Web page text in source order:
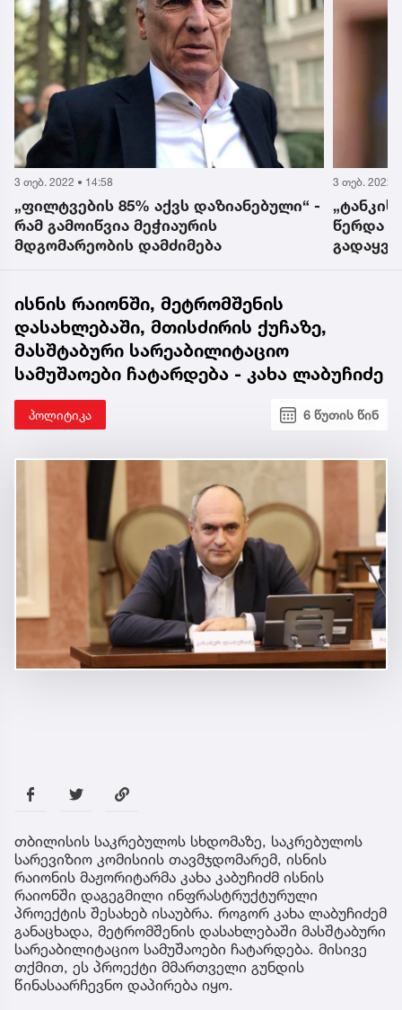
3 თებ. 2022 • 15:02
„ტანკისტობამ ვერ მიშველა“ - რას
წერდა თამაზ მეჭიაური კლინიკაში
გადაყვანამდე
3 თებ. 2022
„მამა!
ისნის რაიონში, მეტრომშენის
დასახლებაში, მთისძირის ქუჩაზე,
მასშტაბური სარეაბილიტაციო
სამუშაოები ჩატარდება - კახა ლაბუჩიძე
პოლიტიკა 6 წუთის წინ
თბილისის საკრებულოს სხდომაზე, საკრებულოს
სარევიზიო კომისიის თავმჯდომარემ, ისნის
რაიონის მაჟორიტარმა კახა კაბუჩიძმ ისნის
რაიონში დაგეგმილი ინფრასტრუქტურული
პროექტის შესახებ ისაუბრა. როგორ კახა ლაბუჩიძემ
განაცხადა, მეტრომშენის დასახლებაში მასშტაბური
სარეაბილიტაციო სამუშაოები ჩატარდება. მისივე
თქმით, ეს პროექტი მმართველი გუნდის
წინასაარჩევნო დაპირება იყო.